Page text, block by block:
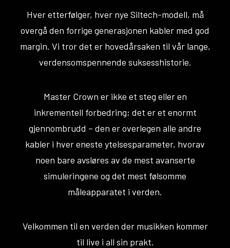
Hver etterfølger, hver nye Siltech-modell, må
overgå den forrige generasjonen kabler med god
margin. Vi tror det er hovedårsaken til vår lange,
verdensomspennende suksesshistorie.
Master Crown er ikke et steg eller en
inkrementell forbedring; det er et enormt
gjennombrudd – den er overlegen alle andre
kabler i hver eneste ytelsesparameter, hvorav
noen bare avsløres av de mest avanserte
simuleringene og det mest følsomme
måleapparatet i verden.
Velkommen til en verden der musikken kommer
til live i all sin prakt.